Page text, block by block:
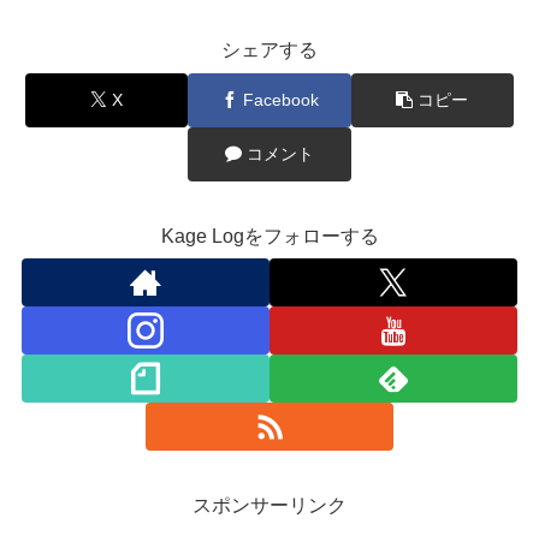
シェアする
X Facebook コピー
コメント
Kage Logをフォローする
スポンサーリンク